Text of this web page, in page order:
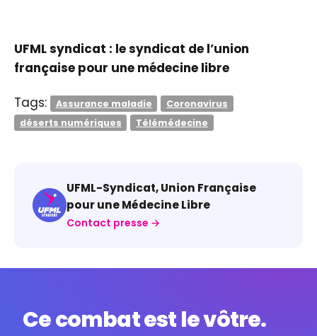
​UFML syndicat : le syndicat de l’union
française pour une médecine libre
Tags: Assurance maladie
Coronavirus
déserts numériques
Télémédecine
UFML-Syndicat, Union Française
pour une Médecine Libre
Contact presse →
Ce combat est le vôtre.